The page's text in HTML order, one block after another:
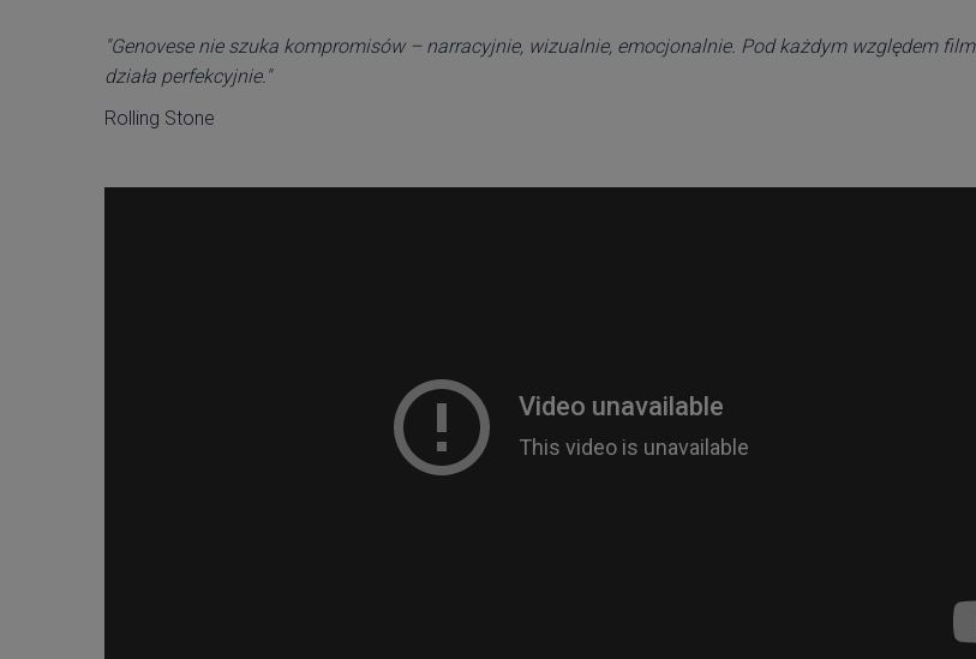
"Genovese nie szuka kompromisów – narracyjnie, wizualnie, emocjonalnie. Pod każdym względem film
działa perfekcyjnie."
Rolling Stone